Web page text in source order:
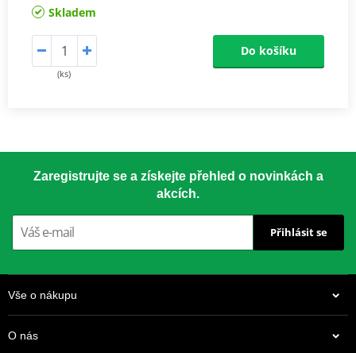
Skladem
(ks)
Do košíku
Zaregistrujte se a získejte přehled o novinkách a
akcích.
Přihlásit se
Vše o nákupu
O nás